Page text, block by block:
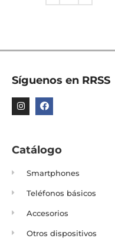
Síguenos en RRSS
Catálogo
Smartphones
Teléfonos básicos
Accesorios
Otros dispositivos